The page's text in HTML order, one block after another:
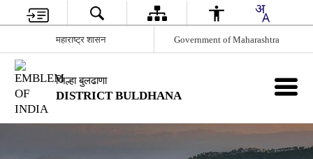
महाराष्ट्र शासन Government of Maharashtra
जिल्हा बुलढाणा
DISTRICT BULDHANA